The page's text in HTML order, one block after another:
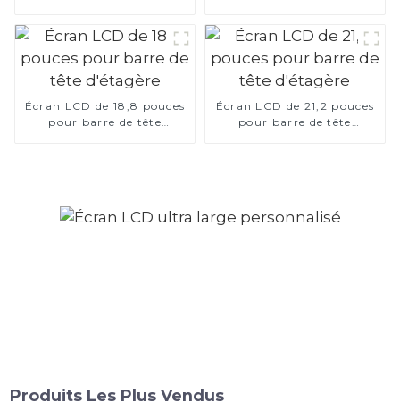
Écran LCD de 18,8 pouces
pour barre de tête
Écran LCD de 21,2 pouces
pour barre de tête
Produits Les Plus Vendus